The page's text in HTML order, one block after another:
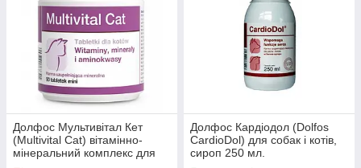
Все витамины имеют свои вкусовые добавки, которые можно
подобрать исходя от предпочтений вашей кошки. У нас
найдутся лакомства на любой вкус, которые точно
понравятся любому, даже самому привередливому питомцу.
В интернет-зоомагазине PetVet ― всегда широкий выбор
кормов, витаминов и лакомств от ведущих производителей
Долфос Мультивітал Кет
(Multivital Cat) вітамінно-
мінеральний комплекс для
Долфос Кардіодол (Dolfos
CardioDol) для собак і котів,
сироп 250 мл.